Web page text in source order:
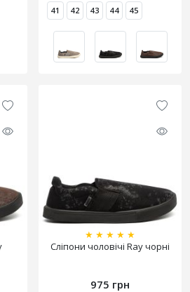
41
42 43 44 45
★ ★ ★ ★ ★
Сліпони чоловічі Ray чорні
975 грн